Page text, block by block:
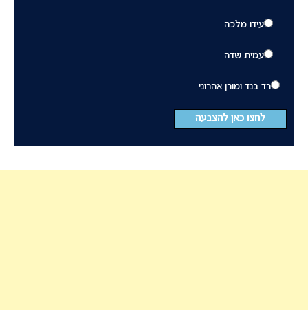
עידו מלכה
עמית שדה
רד בנד ומורן אהרוני
לחצו כאן להצבעה